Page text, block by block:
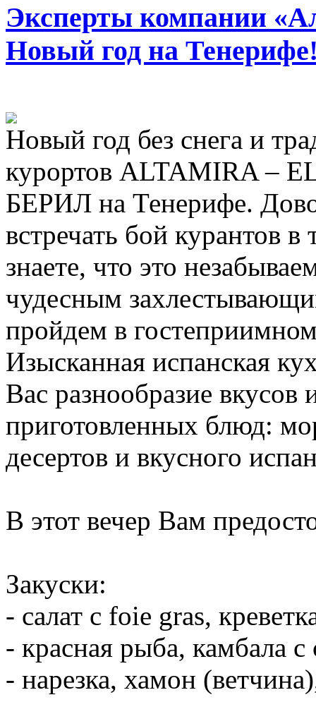
Эксперты компании
Новый год на
Новый год без снега и
курортов ALTAMIRA –
БЕРИЛ на Тенерифе.
встречать бой курантов
знаете, что это
чудесным
пройдем в
Изысканная испанская
Вас разнообразие
приготовленных блюд:
десертов и вкусного
В этот вечер Вам
Закуски:
- салат с foie gras,
- красная рыба, камбала с
- нарезка, хамон